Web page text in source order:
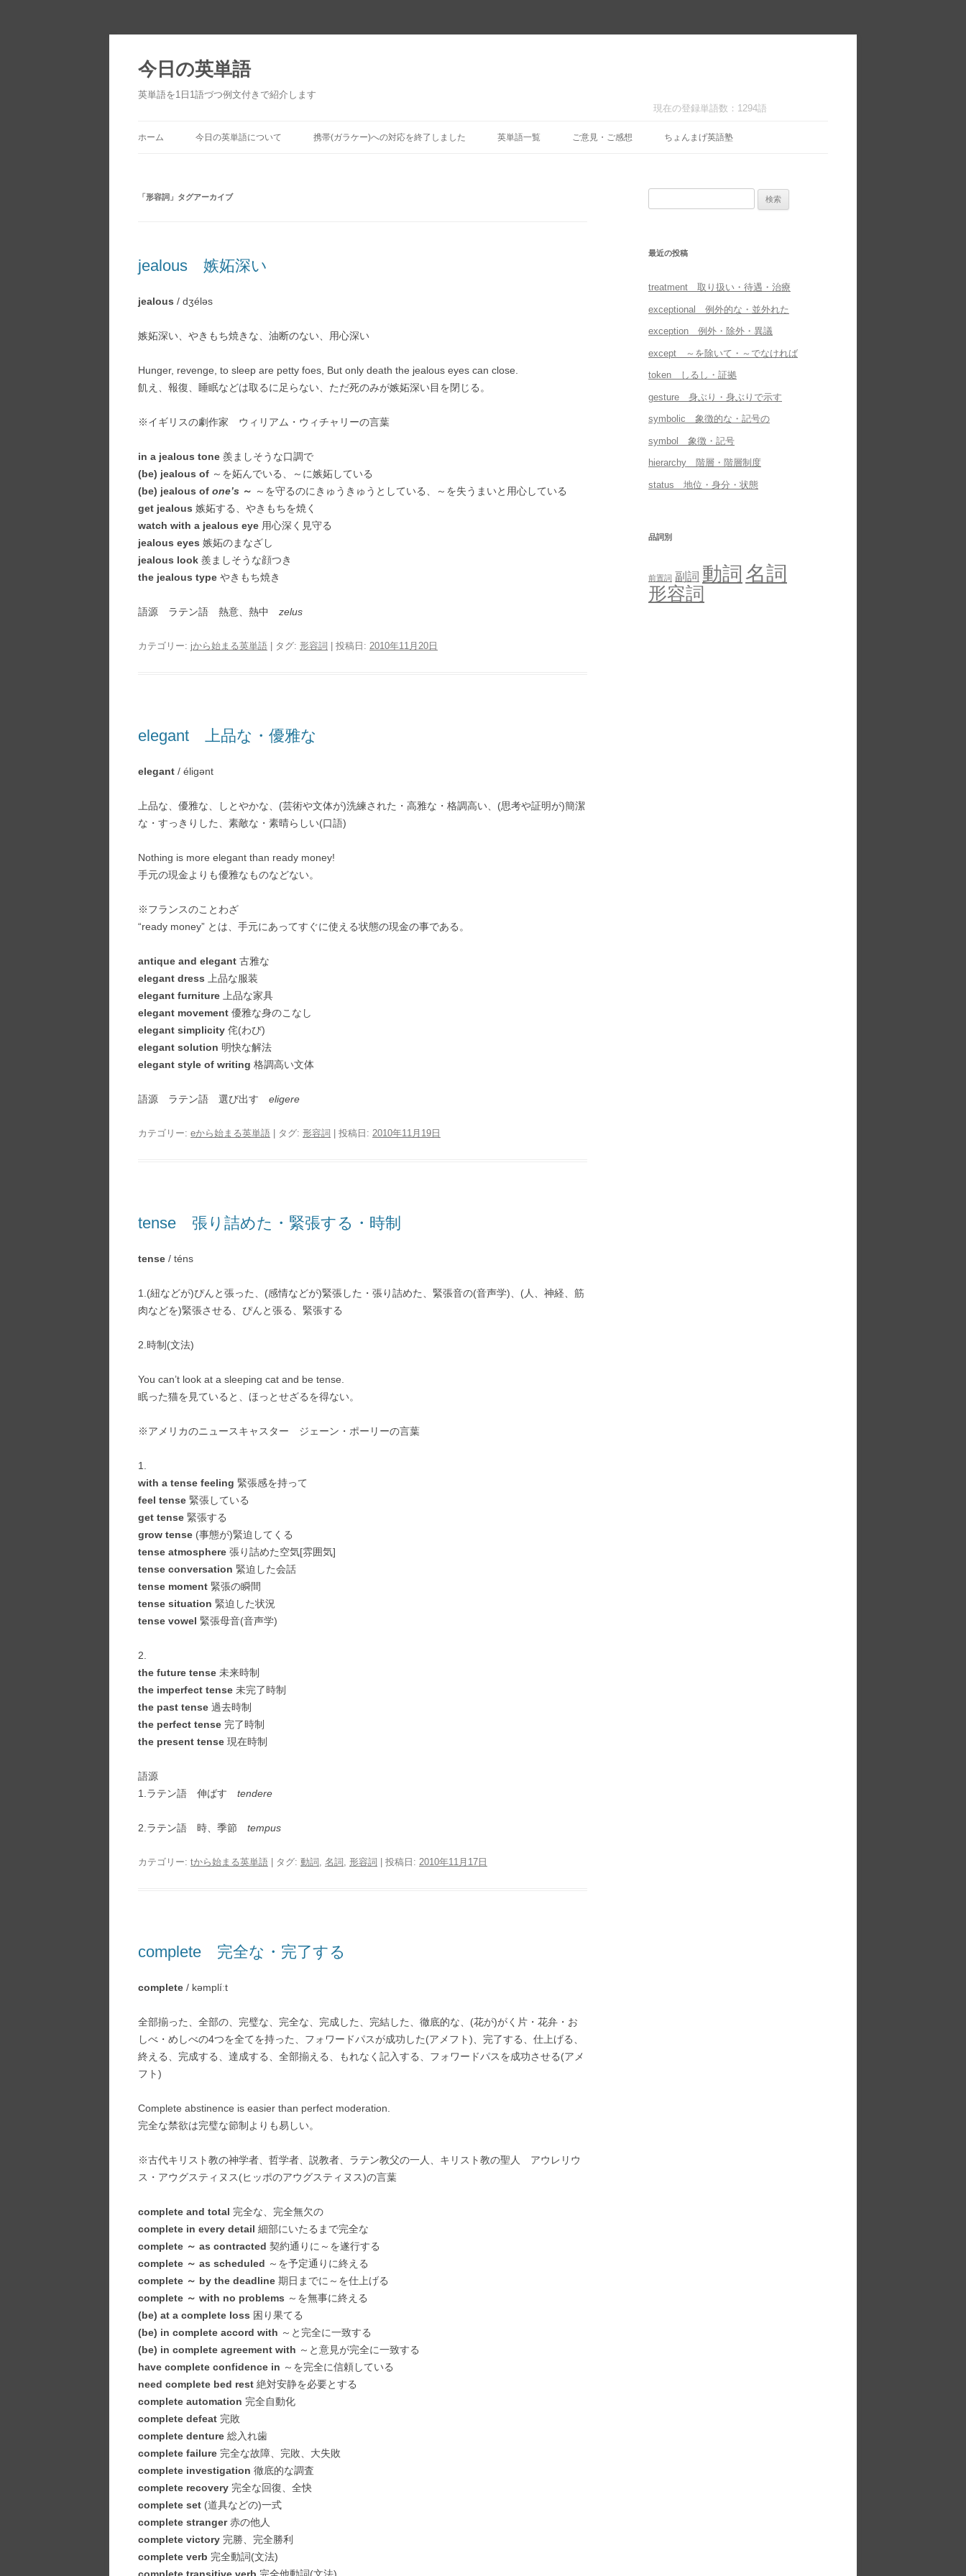
今日の英単語
英単語を1日1語づつ例文付きで紹介します
現在の登録単語数：1294語
ホーム 今日の英単語について 携帯(ガラケー)への対応を終了しました 英単語一覧 ご意見・ご感想 ちょんまげ英語塾
「形容詞 」タグアーカイブ
jealous 嫉妬深い
jealous / dʒéləs
嫉妬深い、やきもち焼きな、油断のない、用心深い
Hunger, revenge, to sleep are petty foes, But only death the jealous eyes can close.
飢え、報復、睡眠などは取るに足らない、ただ死のみが嫉妬深い目を閉じる。
※イギリスの劇作家 ウィリアム・ウィチャリーの言葉
in a jealous tone 羨ましそうな口調で
(be) jealous of ～を妬んでいる、～に嫉妬している
(be) jealous of one’s ～ ～を守るのにきゅうきゅうとしている、～を失うまいと用心している
get jealous 嫉妬する、やきもちを焼く
watch with a jealous eye 用心深く見守る
jealous eyes 嫉妬のまなざし
jealous look 羨ましそうな顔つき
the jealous type やきもち焼き
語源 ラテン語 熱意、熱中 zelus
カテゴリー: jから始まる英単語 | タグ: 形容詞 | 投稿日: 2010年11月20日
elegant 上品な・優雅な
elegant / éligənt
上品な、優雅な、しとやかな、(芸術や文体が)洗練された・高雅な・格調高い、(思考や証明が)簡潔
な・すっきりした、素敵な・素晴らしい(口語)
Nothing is more elegant than ready money!
手元の現金よりも優雅なものなどない。
※フランスのことわざ
“ready money” とは、手元にあってすぐに使える状態の現金の事である。
antique and elegant 古雅な
elegant dress 上品な服装
elegant furniture 上品な家具
elegant movement 優雅な身のこなし
elegant simplicity 侘(わび)
elegant solution 明快な解法
elegant style of writing 格調高い文体
語源 ラテン語 選び出す eligere
カテゴリー: eから始まる英単語 | タグ: 形容詞 | 投稿日: 2010年11月19日
tense 張り詰めた・緊張する・時制
tense / téns
1.(紐などが)ぴんと張った、(感情などが)緊張した・張り詰めた、緊張音の(音声学)、(人、神経、筋
肉などを)緊張させる、ぴんと張る、緊張する
2.時制(文法)
You can’t look at a sleeping cat and be tense.
眠った猫を見ていると、ほっとせざるを得ない。
※アメリカのニュースキャスター ジェーン・ポーリーの言葉
1.
with a tense feeling 緊張感を持って
feel tense 緊張している
get tense 緊張する
grow tense (事態が)緊迫してくる
tense atmosphere 張り詰めた空気[雰囲気]
tense conversation 緊迫した会話
tense moment 緊張の瞬間
tense situation 緊迫した状況
tense vowel 緊張母音(音声学)
2.
the future tense 未来時制
the imperfect tense 未完了時制
the past tense 過去時制
the perfect tense 完了時制
the present tense 現在時制
語源
1.ラテン語 伸ばす tendere
2.ラテン語 時、季節 tempus
カテゴリー: tから始まる英単語 | タグ: 動詞 , 名詞 , 形容詞 | 投稿日: 2010年11月17日
complete 完全な・完了する
complete / kəmplíːt
全部揃った、全部の、完璧な、完全な、完成した、完結した、徹底的な、(花が)がく片・花弁・お
しべ・めしべの4つを全てを持った、フォワードパスが成功した(アメフト)、完了する、仕上げる、
終える、完成する、達成する、全部揃える、もれなく記入する、フォワードパスを成功させる(アメ
フト)
Complete abstinence is easier than perfect moderation.
完全な禁欲は完璧な節制よりも易しい。
※古代キリスト教の神学者、哲学者、説教者、ラテン教父の一人、キリスト教の聖人 アウレリウ
ス・アウグスティヌス(ヒッポのアウグスティヌス)の言葉
complete and total 完全な、完全無欠の
complete in every detail 細部にいたるまで完全な
complete ～ as contracted 契約通りに～を遂行する
complete ～ as scheduled ～を予定通りに終える
complete ～ by the deadline 期日までに～を仕上げる
complete ～ with no problems ～を無事に終える
(be) at a complete loss 困り果てる
(be) in complete accord with ～と完全に一致する
(be) in complete agreement with ～と意見が完全に一致する
have complete confidence in ～を完全に信頼している
need complete bed rest 絶対安静を必要とする
complete automation 完全自動化
complete defeat 完敗
complete denture 総入れ歯
complete failure 完全な故障、完敗、大失敗
complete investigation 徹底的な調査
complete recovery 完全な回復、全快
complete set (道具などの)一式
complete stranger赤の他人
complete victory 完勝、完全勝利
complete verb 完全動詞(文法)
最近の投稿
treatment 取り扱い・待遇・治療
exceptional 例外的な・並外れた
exception 例外・除外・異議
except ～を除いて・～でなければ
token しるし・証拠
gesture 身ぶり・身ぶりで示す
symbolic 象徴的な・記号の
symbol 象徴・記号
hierarchy 階層・階層制度
status 地位・身分・状態
品詞別
前置詞 副詞 動詞 名詞
形容詞